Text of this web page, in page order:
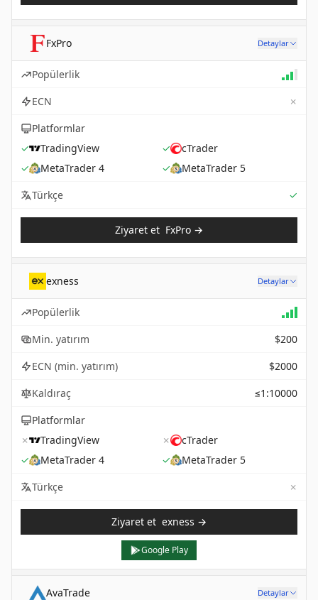
FxPro Detaylar
Popülerlik
ECN
✗
Platformlar
✓
TradingView ✓
cTrader
✓
MetaTrader 4 ✓
MetaTrader 5
Türkçe
✓
Ziyaret et FxPro →
exness Detaylar
Popülerlik
Min. yatırım
$200
ECN (min. yatırım)
$2000
Kaldıraç
≤1:10000
Platformlar
✗
TradingView ✗
cTrader
✓
MetaTrader 4 ✓
MetaTrader 5
Türkçe
✗
Ziyaret et exness →
Google Play
AvaTrade Detaylar